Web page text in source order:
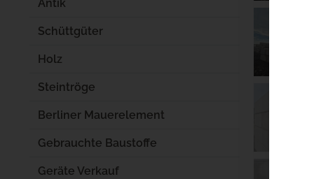
Antik
Schüttgüter
Holz
Steintröge
Berliner Mauerelement
Gebrauchte Baustoffe
Geräte Verkauf